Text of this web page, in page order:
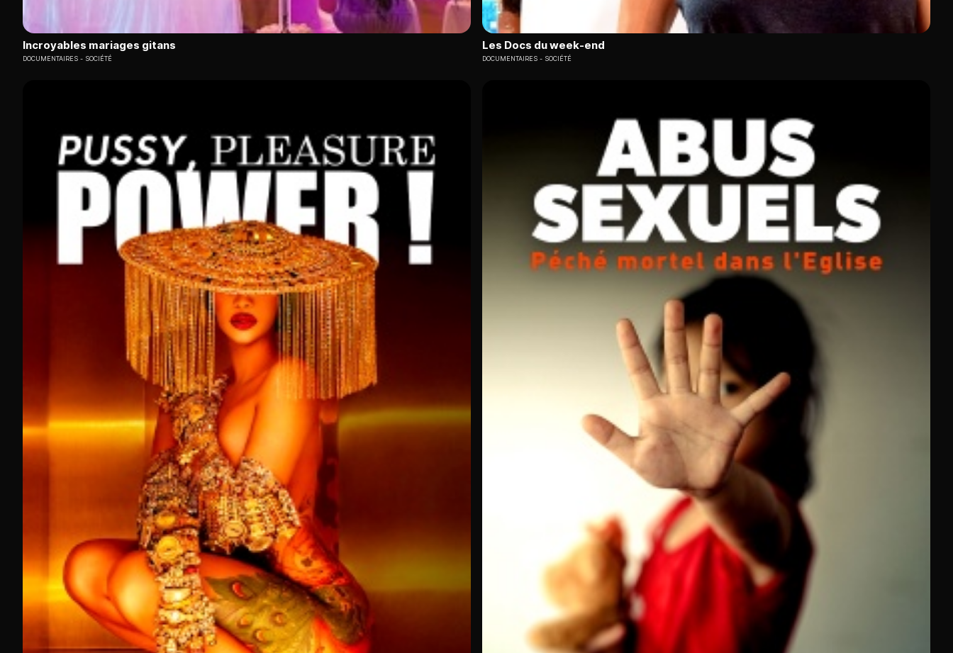
Incroyables mariages gitans
DOCUMENTAIRES SOCIÉTÉ
Les Docs du week-end
DOCUMENTAIRES SOCIÉTÉ